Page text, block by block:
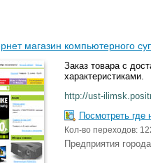
магазин компьютерного
Заказ товара с
характеристиками.
http://ust-
Посмотреть где
Кол-во переходов:
Предприятия города